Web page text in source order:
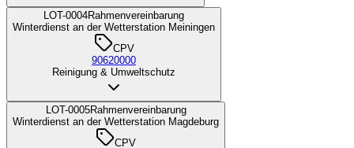
LOT-0004Rahmenvereinbarung
Winterdienst an der Wetterstation Meiningen
CPV
90620000
Reinigung & Umweltschutz
LOT-0005Rahmenvereinbarung
Winterdienst an der Wetterstation Magdeburg
CPV